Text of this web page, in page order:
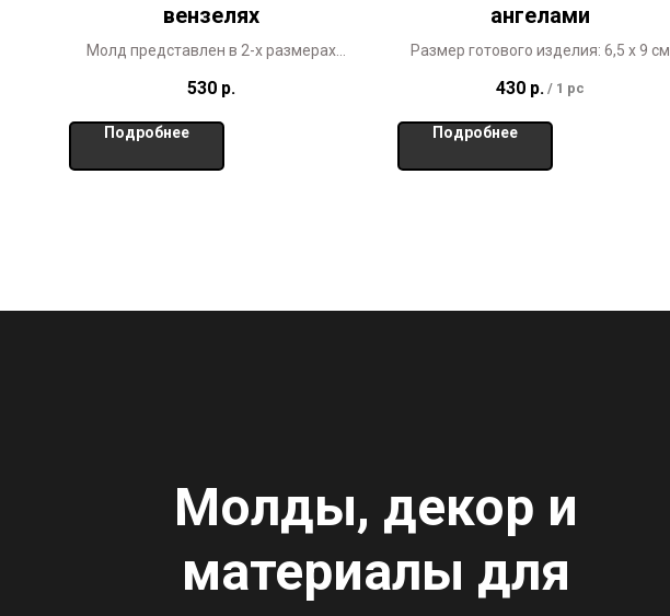
вензелях
Молд представлен в 2-х размерах
530 р.
Подробнее
ангелами
Размер готового изделия: 6,5 х 9 см
430 р. / 1 pc
Подробнее
Молды, декор и
материалы для